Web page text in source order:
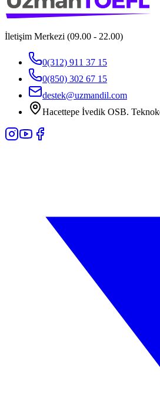
İletişim Merkezi (09.00 - 22.00)
0(312) 911 37 15
0(850) 302 67 15
destek@uzmandil.com
Hacettepe İvedik OSB.